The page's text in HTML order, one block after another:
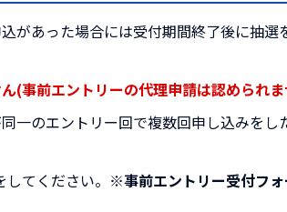
があった場合には受付期間終了後に抽選
事前エントリーの代理申請は認められま
一のエントリー回で複数回申し込みをし
てください。 ※事前エントリー受付フ